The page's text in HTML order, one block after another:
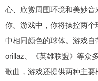
心、欣赏周围环境和美妙
你。游戏中，你将操控两
中相同颜色的球体。游戏
orillaz、《英雄联盟》等众
歌曲，游戏还提供两种主